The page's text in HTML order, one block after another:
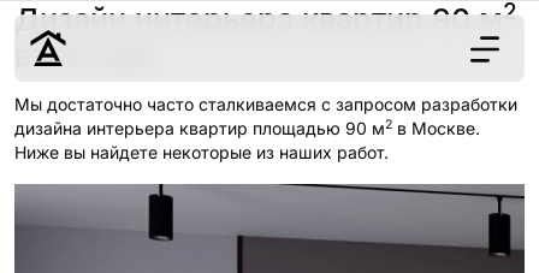
Дизайн
Ремонт
Цены
Наши работы
Дизайн интерьера квартир 90 м2
в Москве
Мы достаточно часто сталкиваемся с запросом разработки
дизайна интерьера квартир площадью 90 м2 в Москве.
Ниже вы найдете некоторые из наших работ.